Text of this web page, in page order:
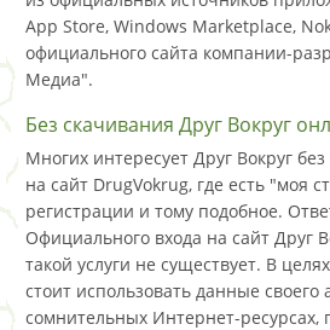
App Store, Windows Marketplace,
официального сайта компании-
Медиа".
Без скачивания Друг Вокруг
Многих интересует Друг Вокруг
на сайт DrugVokrug, где есть "моя
регистрации и тому подобное.
Официального входа на сайт Друг
такой услуги не существует. В
стоит использовать данные своего
сомнительных Интернет-